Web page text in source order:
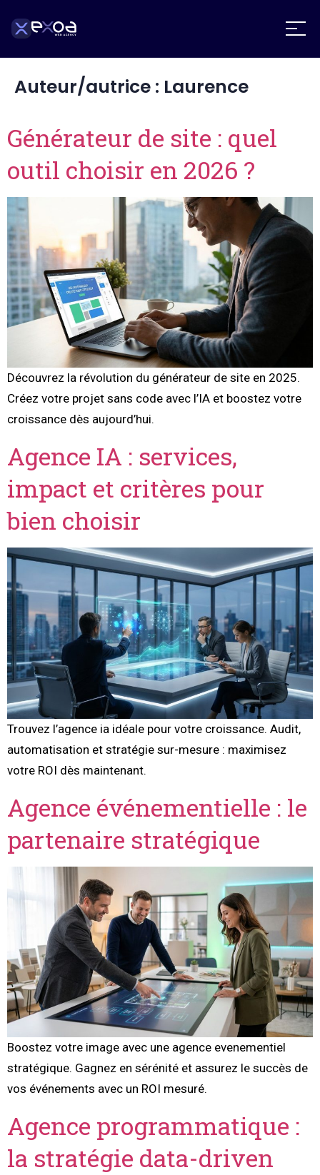
Auteur/autrice : Laurence
Générateur de site : quel
outil choisir en 2026 ?
Découvrez la révolution du générateur de site en 2025.
Créez votre projet sans code avec l’IA et boostez votre
croissance dès aujourd’hui.
Agence IA : services,
impact et critères pour
bien choisir
Trouvez l’agence ia idéale pour votre croissance. Audit,
automatisation et stratégie sur-mesure : maximisez
votre ROI dès maintenant.
Agence événementielle : le
partenaire stratégique
Boostez votre image avec une agence evenementiel
stratégique. Gagnez en sérénité et assurez le succès de
vos événements avec un ROI mesuré.
Agence programmatique :
la stratégie data-driven